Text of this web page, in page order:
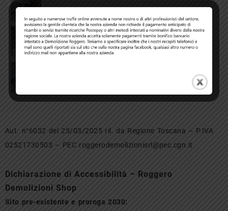
Motorino avviamento Citroen C3
Aut. n°6032 del 25/03/2025 ril. da Regione Toscana – P.IVA
02521730503 – PEC roggerodemolizionisrl@pec.cgn.it
Dichiarazione di Accessibilità – Roggero
Demolizioni Shop
Sito pre-esistente e proroga 2030: